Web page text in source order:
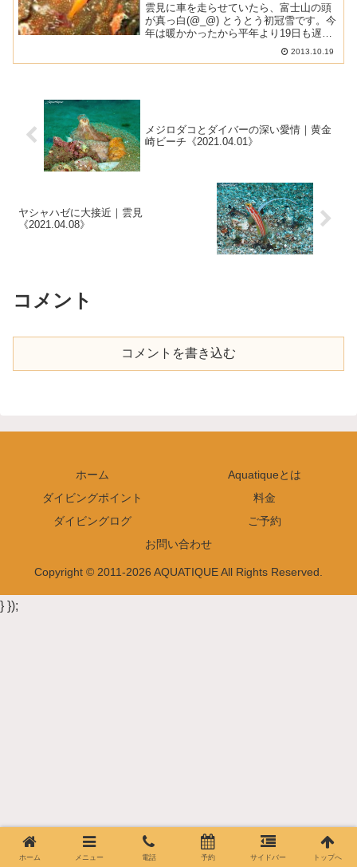
雲見に車を走らせていたら、富士山の頭
が真っ白(@_@) とうとう初冠雪です。今
年は暖かかったから平年より19日も遅い
んですって。 やっぱり冠雪した富士山の
ほうが雰囲気がありますね。 (写真を撮り
2013.10.19
メジロダコとダイバーの深い愛情｜黄金
崎ビーチ《2021.04.01》
ヤシャハゼに大接近｜雲見
《2021.04.08》
コメント
コメントを書き込む
ホーム
Aquatiqueとは
ダイビングポイント
料金
ダイビングログ
ご予約
お問い合わせ
Copyright © 2011-2026 AQUATIQUE All Rights Reserved.
ホーム メニュー 電話 予約 サイドバー トップへ
} });